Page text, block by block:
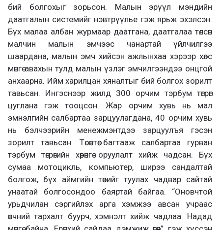
бий болгохыг зорьсон. Малын эрүүл мэндийн
даатгалын системийг нэвтрүүлье гэж ярьж эхэлсэн.
Бүх малаа албан журмаар даатгана, даатгалаа төлсөн
малчин малын эмчээс чанартай үйлчилгээ
шаардана, малын эмч хийсэн ажлынхаа хэрээр хөлс
мөнгө авахын тулд малын үзлэг эмчилгээндээ онцгой
анхаарна. Ийм харилцан хяналтыг бий болгох зорилт
тавьсан. Ингэснээр жилд 300 орчим тэрбум төгрөг
цуглана гэж тооцсон. Жар орчим хувь нь мал
эмнэлгийн салбартаа зарцуулагдана, 40 орчим хувь
нь бэлчээрийн менежмэнтдээ зарцуулъя гэсэн
зорилт тавьсан. Төсөвтөө багтааж салбартаа гурван
тэрбум төгрөгийн хөрөнгө оруулалт хийж чадсан. Бүх
сумаа мотоцикль, компьютер, ширээ сандалтай
болгож, бүх аймгийн төвийг туулах чадвар сайтай
унаатай болгосондоо баяртай байгаа. “Оновчтой
урьдчилан сэргийлэх арга хэмжээ авсан учраас
өвчний тархалт буурч, хэмнэлт хийж чадлаа. Надад